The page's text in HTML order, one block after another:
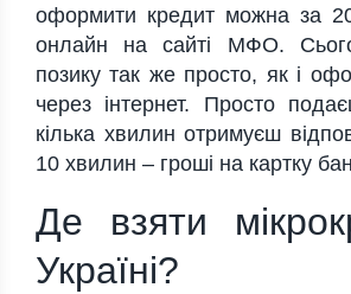
оформити кредит можна за
онлайн на сайті МФО.
позику так же просто, як і
через інтернет. Просто
кілька хвилин отримуєш
10 хвилин – гроші на картку
Де взяти
Україні?